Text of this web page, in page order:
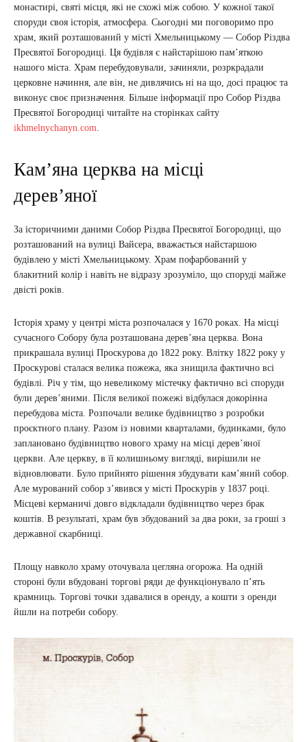
монастирі, святі місця, які не схожі між собою. У кожної такої
споруди своя історія, атмосфера. Сьогодні ми поговоримо про
храм, який розташований у місті Хмельницькому — Собор Різдва
Пресвятої Богородиці. Ця будівля є найстарішою пам’яткою
нашого міста. Храм перебудовували, зачиняли, розркрадали
церковне начиння, але він, не дивлячись ні на що, досі працює та
виконує своє призначення. Більше інформації про Собор Різдва
Пресвятої Богородиці читайте на сторінках сайту
ikhmelnychanyn.com.
Кам’яна церква на місці
дерев’яної
За історичними даними Собор Різдва Пресвятої Богородиці, що
розташований на вулиці Вайсера, вважається найстаршою
будівлею у місті Хмельницькому. Храм пофарбований у
блакитний колір і навіть не відразу зрозуміло, що споруді майже
двісті років.
Історія храму у центрі міста розпочалася у 1670 роках. На місці
сучасного Собору була розташована дерев’яна церква. Вона
прикрашала вулиці Проскурова до 1822 року. Влітку 1822 року у
Проскурові сталася велика пожежа, яка знищила фактично всі
будівлі. Річ у тім, що невеликому містечку фактично всі споруди
були дерев’яними. Після великої пожежі відбулася докорінна
перебудова міста. Розпочали велике будівництво з розробки
проєктного плану. Разом із новими кварталами, будинками, було
заплановано будівництво нового храму на місці дерев’яної
церкви. Але церкву, в її колишньому вигляді, вирішили не
відновлювати. Було прийнято рішення збудувати кам’яний собор.
Але мурований собор з’явився у місті Проскурів у 1837 році.
Місцеві керманичі довго відкладали будівництво через брак
коштів. В результаті, храм був збудований за два роки, за гроші з
державної скарбниці.
Площу навколо храму оточувала цегляна огорожа. На одній
стороні були вбудовані торгові ряди де функціонувало п’ять
крамниць. Торгові точки здавалися в оренду, а кошти з оренди
йшли на потреби собору.